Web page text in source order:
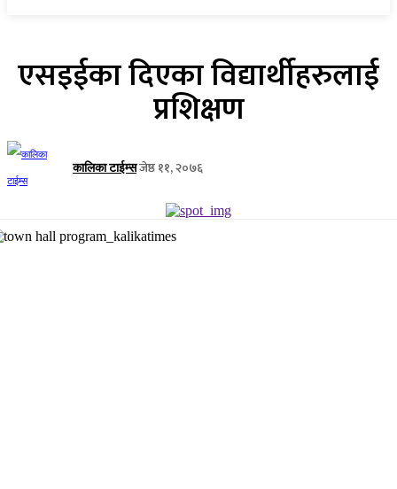
एसइईका दिएका विद्यार्थीहरुलाई
प्रशिक्षण
कालिका टाईम्सजेष्ठ ११, २०७६